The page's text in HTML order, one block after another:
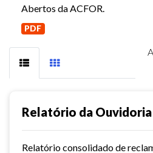
Abertos da ACFOR.
PDF
Relatório da Ouvidoria